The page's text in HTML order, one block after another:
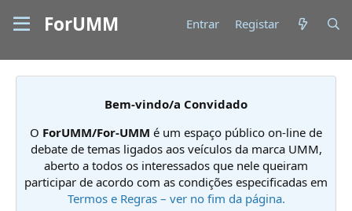
ForUMM Entrar Registar
Bem-vindo/a Convidado
O ForUMM/For-UMM é um espaço público on-line de
debate de temas ligados aos veículos da marca UMM,
aberto a todos os interessados que nele queiram
participar de acordo com as condições especificadas em
Termos e Regras – ver no fim da página.